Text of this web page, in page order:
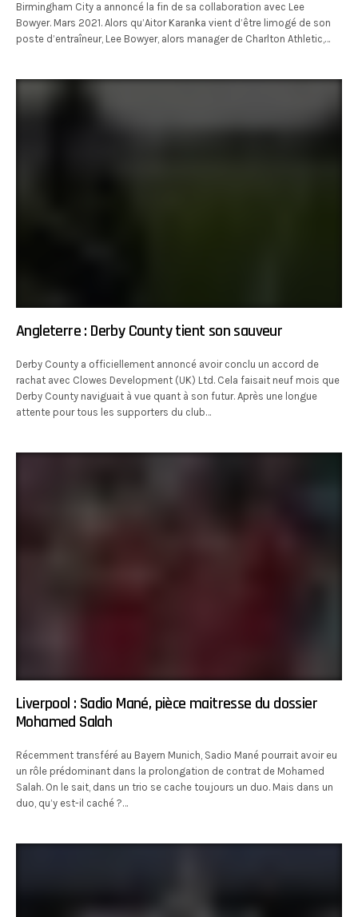
Birmingham City a annoncé la fin de sa collaboration avec Lee
Bowyer. Mars 2021. Alors qu’Aitor Karanka vient d’être limogé de son
poste d’entraîneur, Lee Bowyer, alors manager de Charlton Athletic,…
Angleterre : Derby County tient son sauveur
Derby County a officiellement annoncé avoir conclu un accord de
rachat avec Clowes Development (UK) Ltd. Cela faisait neuf mois que
Derby County naviguait à vue quant à son futur. Après une longue
attente pour tous les supporters du club…
Liverpool : Sadio Mané, pièce maitresse du dossier
Mohamed Salah
Récemment transféré au Bayern Munich, Sadio Mané pourrait avoir eu
un rôle prédominant dans la prolongation de contrat de Mohamed
Salah. On le sait, dans un trio se cache toujours un duo. Mais dans un
duo, qu’y est-il caché ?…